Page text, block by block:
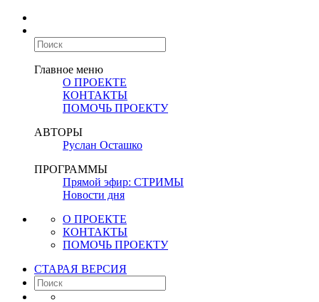
Главное меню
О ПРОЕКТЕ
КОНТАКТЫ
ПОМОЧЬ ПРОЕКТУ
АВТОРЫ
Руслан Осташко
ПРОГРАММЫ
Прямой эфир: СТРИМЫ
Новости дня
О ПРОЕКТЕ
КОНТАКТЫ
ПОМОЧЬ ПРОЕКТУ
СТАРАЯ ВЕРСИЯ